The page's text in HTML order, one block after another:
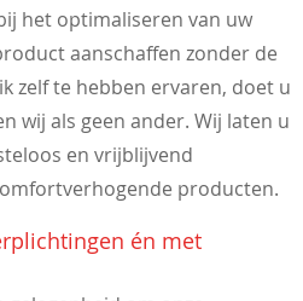
het optimaliseren van uw
aanschaffen zonder de
zelf te hebben ervaren, doet u
wij als geen ander. Wij laten u
en vrijblijvend
producten.
én met